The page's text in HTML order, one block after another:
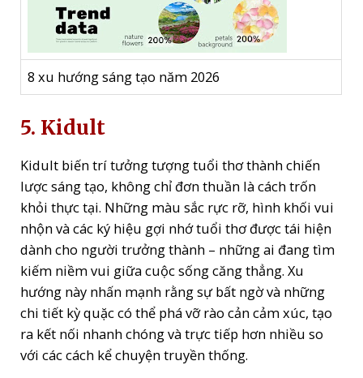
8 xu hướng sáng tạo năm 2026
5. Kidult
Kidult biến trí tưởng tượng tuổi thơ thành chiến
lược sáng tạo, không chỉ đơn thuần là cách trốn
khỏi thực tại. Những màu sắc rực rỡ, hình khối vui
nhộn và các ký hiệu gợi nhớ tuổi thơ được tái hiện
dành cho người trưởng thành – những ai đang tìm
kiếm niềm vui giữa cuộc sống căng thẳng. Xu
hướng này nhấn mạnh rằng sự bất ngờ và những
chi tiết kỳ quặc có thể phá vỡ rào cản cảm xúc, tạo
ra kết nối nhanh chóng và trực tiếp hơn nhiều so
với các cách kể chuyện truyền thống.